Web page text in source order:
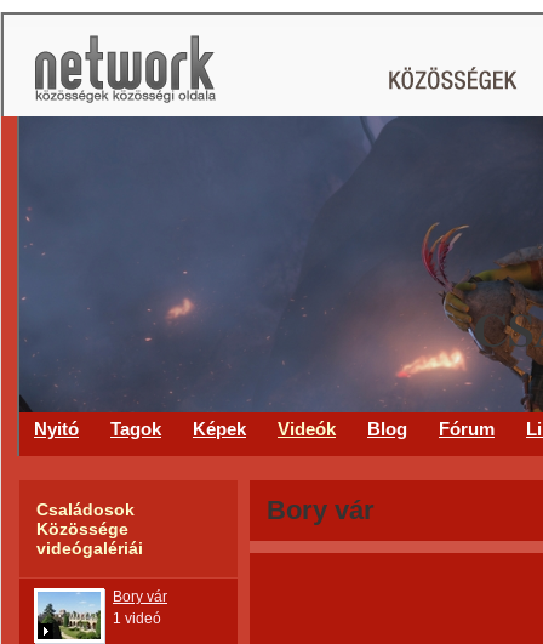
Nyitó Tagok Képek Videók Blog Fórum
Családosok
Közössége
videógalériái
Bory vár
1 videó
Bory vár